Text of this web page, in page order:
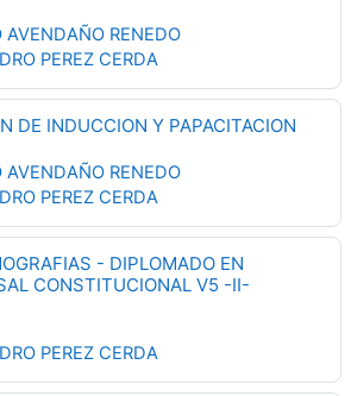
AVENDAÑO RENEDO
PEREZ CERDA
DE INDUCCION Y PAPACITACION
AVENDAÑO RENEDO
PEREZ CERDA
- DIPLOMADO EN
CONSTITUCIONAL V5 -II-
PEREZ CERDA